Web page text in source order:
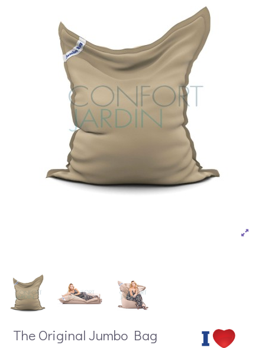
The Original Jumbo Bag